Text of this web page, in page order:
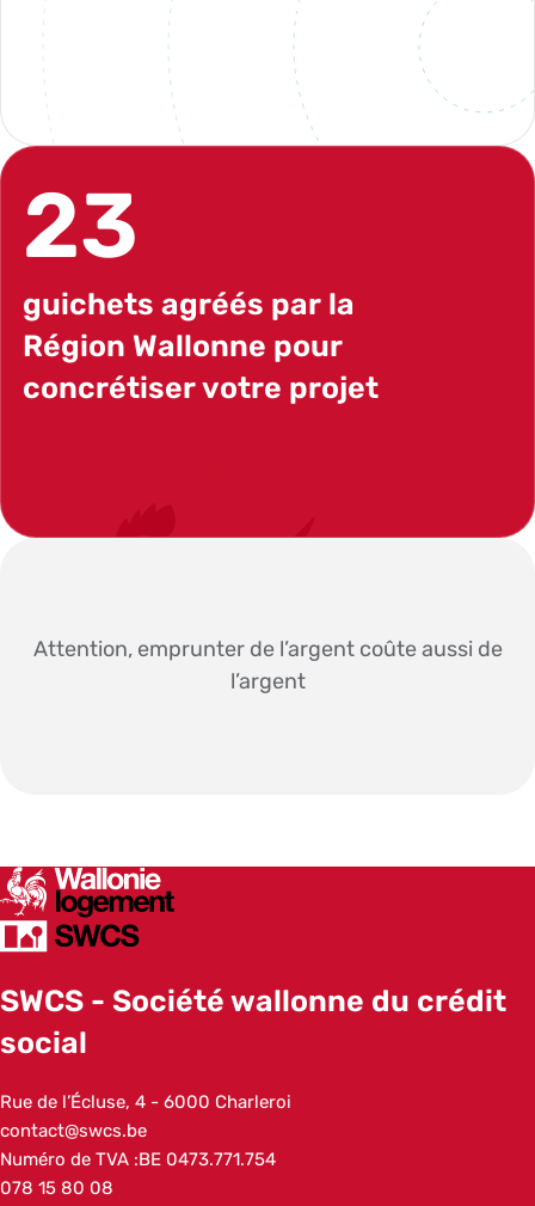
Mon espace AppiCrédit
23
guichets agréés par la
Région Wallonne pour
concrétiser votre projet
Attention, emprunter de l’argent coûte aussi de
l’argent
SWCS
SWCS - Société wallonne du crédit
social
Addresse
Rue de l’Écluse, 4 6000 Charleroi
Adresse e-mail
contact@swcs.be
Numéro de TVA :BE 0473.771.754
Numéro de téléphone
078 15 80 08